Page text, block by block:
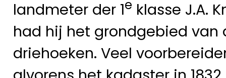
landmeter der 1e klasse J.A.
had hij het grondgebied van
driehoeken. Veel